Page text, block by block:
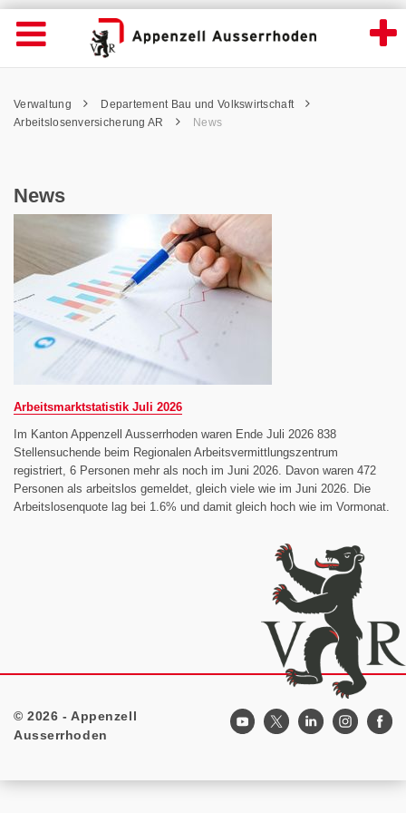
News - Appenzell Ausserrhoden
Wichtige
Seiten
Home
Inhalt
Kontakt
Navigation öffnen
Inhalt
Pfadnavigation
Verwaltung
Departement Bau und Volkswirtschaft
Arbeitslosenversicherung AR
News
News
Arbeitsmarktstatistik Juli 2026
Im Kanton Appenzell Ausserrhoden waren Ende Juli 2026 838
Stellensuchende beim Regionalen Arbeitsvermittlungszentrum
registriert, 6 Personen mehr als noch im Juni 2026. Davon waren 472
Personen als arbeitslos gemeldet, gleich viele wie im Juni 2026. Die
Arbeitslosenquote lag bei 1.6% und damit gleich hoch wie im Vormonat.
Footer
© 2026 - Appenzell
Ausserrhoden